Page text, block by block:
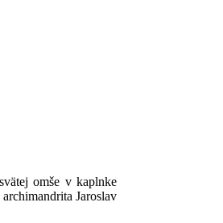
omše v kaplnke
Jaroslav